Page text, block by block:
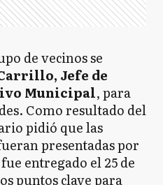
de vecinos se
Jefe de
Municipal, para
Como resultado del
pidió que las
presentadas por
entregado el 25 de
puntos clave para